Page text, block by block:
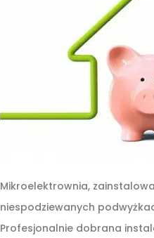
Mikroelektrownia,
niespodziewanych
Profesjonalnie dobrana